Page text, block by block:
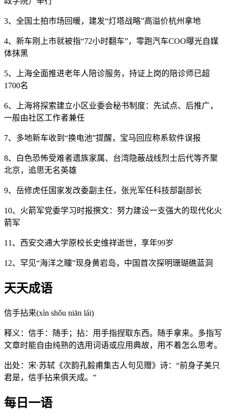
3、全国土拍市场回暖，建发“灯塔战略”高溢价杭州拿地
4、新车刚上市就被指“72小时翻车”，零跑汽车COO曝光自媒
体抹黑
5、上海全面推进老年人陪诊服务，持证上岗的陪诊师已超
1700名
6、上海将探索建立小区业委会秘书制度：先试点、后推广，
一般由社区工作者兼任
7、多地新车收到“换电池”提醒，宝马回应称系软件误报
8、白色恐怖受难者遗族家属、台湾隐蔽战线烈士后代等齐聚
北京，追思无名英雄
9、岳修虎任国家发改委副主任，张光军任科技部副部长
10、火箭军党委学习时报撰文：努力建设一支强大的现代化火
箭军
11、西安交通大学原校长史维祥逝世，享年99岁
12、罕见“海洋之瞳”现身黄岩岛，中国首次探明珊瑚礁蓝洞
天天成语
信手拈来(xìn shǒu niān lái)
释义：信手：随手；拈：用手指捏取东西。随手拿来。多指写
文章时能自由纯熟的选用词语或应用典故，用不着怎么思考。
出处：宋·苏轼《次韵孔毅甫集古人句见赠》诗：“前身子美只
君是，信手拈来俱天成。”
每日一语